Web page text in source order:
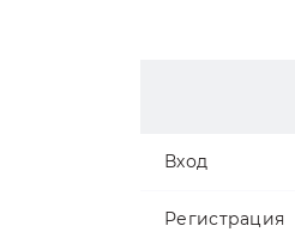
Вход
Регистрация